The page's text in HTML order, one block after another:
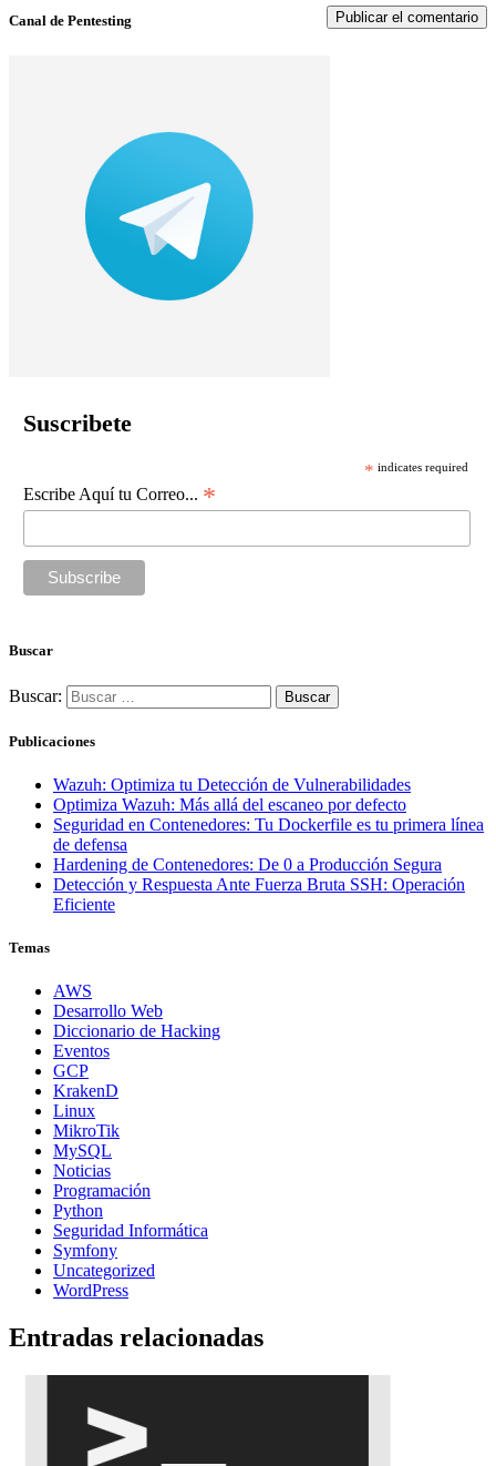
Canal de Pentesting
Suscribete
* indicates required
Escribe Aquí tu Correo... *
Buscar
Buscar:
Publicaciones
Wazuh: Optimiza tu Detección de Vulnerabilidades
Optimiza Wazuh: Más allá del escaneo por defecto
Seguridad en Contenedores: Tu Dockerfile es tu primera línea
de defensa
Hardening de Contenedores: De 0 a Producción Segura
Detección y Respuesta Ante Fuerza Bruta SSH: Operación
Eficiente
Temas
AWS
Desarrollo Web
Diccionario de Hacking
Eventos
GCP
KrakenD
Linux
MikroTik
MySQL
Noticias
Programación
Python
Seguridad Informática
Symfony
Uncategorized
WordPress
Entradas relacionadas